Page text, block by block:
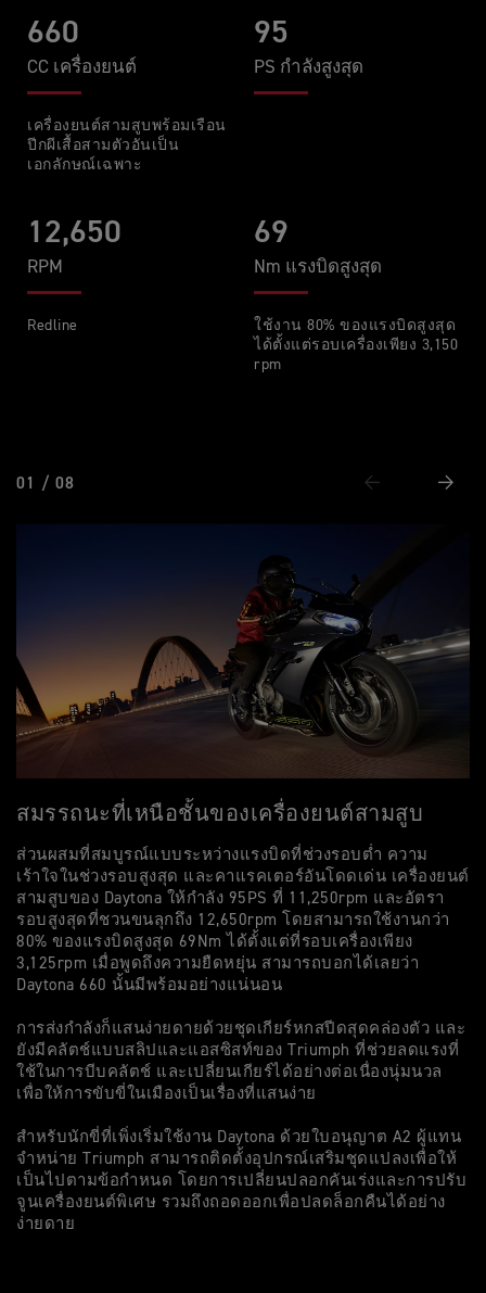
660
CC เครื่องยนต์
เครื่องยนต์สามสูบพร้อมเรือน
ปีกผีเสื้อสามตัวอันเป็น
เอกลักษณ์เฉพาะ
95
PS กำลังสูงสุด
12,650
RPM
Redline
69
Nm แรงบิดสูงสุด
ใช้งาน 80% ของแรงบิดสูงสุด
ได้ตั้งแต่รอบเครื่องเพียง 3,150
rpm
01 / 08 ก่อนหน้า ถัดไป
สมรรถนะที่เหนือชั้นของเครื่องยนต์สามสูบ
ส่วนผสมที่สมบูรณ์แบบระหว่างแรงบิดที่ช่วงรอบต่ำ ความ
เร้าใจในช่วงรอบสูงสุด และคาแรคเตอร์อันโดดเด่น เครื่องยนต์
สามสูบของ Daytona ให้กำลัง 95PS ที่ 11,250rpm และอัตรา
รอบสูงสุดที่ชวนขนลุกถึง 12,650rpm โดยสามารถใช้งานกว่า
80% ของแรงบิดสูงสุด 69Nm ได้ตั้งแต่ที่รอบเครื่องเพียง
3,125rpm เมื่อพูดถึงความยืดหยุ่น สามารถบอกได้เลยว่า
Daytona 660 นั้นมีพร้อมอย่างแน่นอน
การส่งกำลังก็แสนง่ายดายด้วยชุดเกียร์หกสปีดสุดคล่องตัว และ
ยังมีคลัตช์แบบสลิปและแอสซิสท์ของ Triumph ที่ช่วยลดแรงที่
ใช้ในการบีบคลัตช์ และเปลี่ยนเกียร์ได้อย่างต่อเนื่องนุ่มนวล
เพื่อให้การขับขี่ในเมืองเป็นเรื่องที่แสนง่าย
สำหรับนักขี่ที่เพิ่งเริ่มใช้งาน Daytona ด้วยใบอนุญาต A2 ผู้แทน
จำหน่าย Triumph สามารถติดตั้งอุปกรณ์เสริมชุดแปลงเพื่อให้
เป็นไปตามข้อกำหนด โดยการเปลี่ยนปลอกคันเร่งและการปรับ
จูนเครื่องยนต์พิเศษ รวมถึงถอดออกเพื่อปลดล็อกคืนได้อย่าง
ง่ายดาย